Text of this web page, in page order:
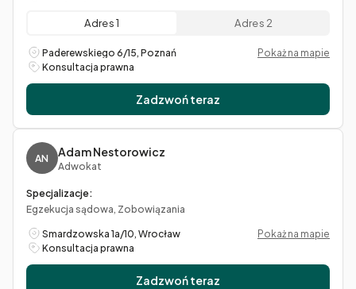
Adres 1 Adres 2
Paderewskiego 6/15, Poznań
Pokaż na mapie
Konsultacja prawna
Zadzwoń teraz
AN Adam Nestorowicz
Adwokat
Specjalizacje:
Egzekucja sądowa, Zobowiązania
Smardzowska 1a/10, Wrocław
Pokaż na mapie
Konsultacja prawna
Zadzwoń teraz